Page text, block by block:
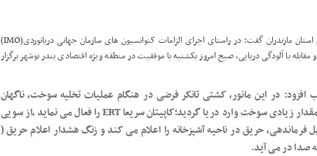
پیک کاسپین | مدیرکل بنادر و دریانوردی استان مازندران گفت: در راستای اجرای الزامات کنوانسیون های سازمان جهانی دریانوردی(IMO)
با آلودگی دریایی، صبح امروز یکشنبه با موفقیت در منطقه ویژه اقتصادی بندر نوشهر برگزار
افزود: در این مانور، کشتی تانکر فرضی در هنگام عملیات تخلیه سوخت، ناگهان
شیلنگ تخلیه آن دچار پارگی شده و مقدار زیادی سوخت وارد دریا گردید؛کاپیتان سریعا ERT را فعال می نماید ،از سویی
حریق در ناحیه آشپزخانه را اعلام می کند و زنگ هشدار اعلام حریق (